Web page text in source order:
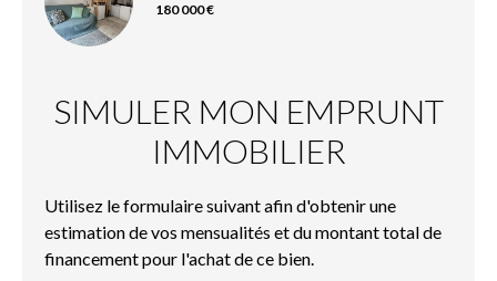
180 000 €
SIMULER MON EMPRUNT
IMMOBILIER
Utilisez le formulaire suivant afin d'obtenir une
estimation de vos mensualités et du montant total de
financement pour l'achat de ce bien.